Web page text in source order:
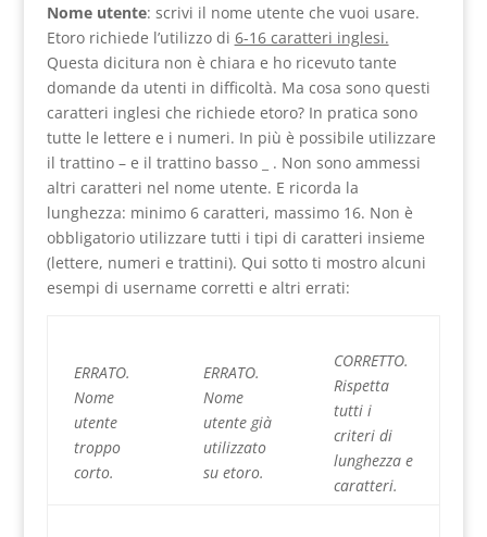
Nome utente: scrivi il nome utente che vuoi usare.
Etoro richiede l’utilizzo di 6-16 caratteri inglesi.
Questa dicitura non è chiara e ho ricevuto tante
domande da utenti in difficoltà. Ma cosa sono questi
caratteri inglesi che richiede etoro? In pratica sono
tutte le lettere e i numeri. In più è possibile utilizzare
il trattino – e il trattino basso _ . Non sono ammessi
altri caratteri nel nome utente. E ricorda la
lunghezza: minimo 6 caratteri, massimo 16. Non è
obbligatorio utilizzare tutti i tipi di caratteri insieme
(lettere, numeri e trattini). Qui sotto ti mostro alcuni
esempi di username corretti e altri errati:
ERRATO.
Nome
utente
troppo
corto.
ERRATO.
Nome
utente già
utilizzato
su etoro.
CORRETTO.
Rispetta
tutti i
criteri di
lunghezza e
caratteri.